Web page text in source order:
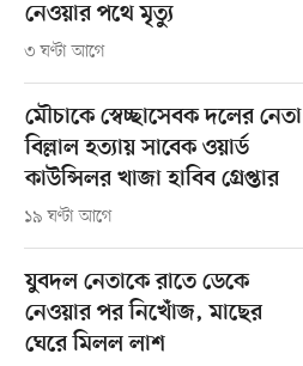
নেওয়ার পথে মৃত্যু
৩ ঘণ্টা আগে
মৌচাকে স্বেচ্ছাসেবক দলের নেতা
বিল্লাল হত্যায় সাবেক ওয়ার্ড
কাউন্সিলর খাজা হাবিব গ্রেপ্তার
১৯ ঘণ্টা আগে
যুবদল নেতাকে রাতে ডেকে
নেওয়ার পর নিখোঁজ, মাছের
ঘেরে মিলল লাশ